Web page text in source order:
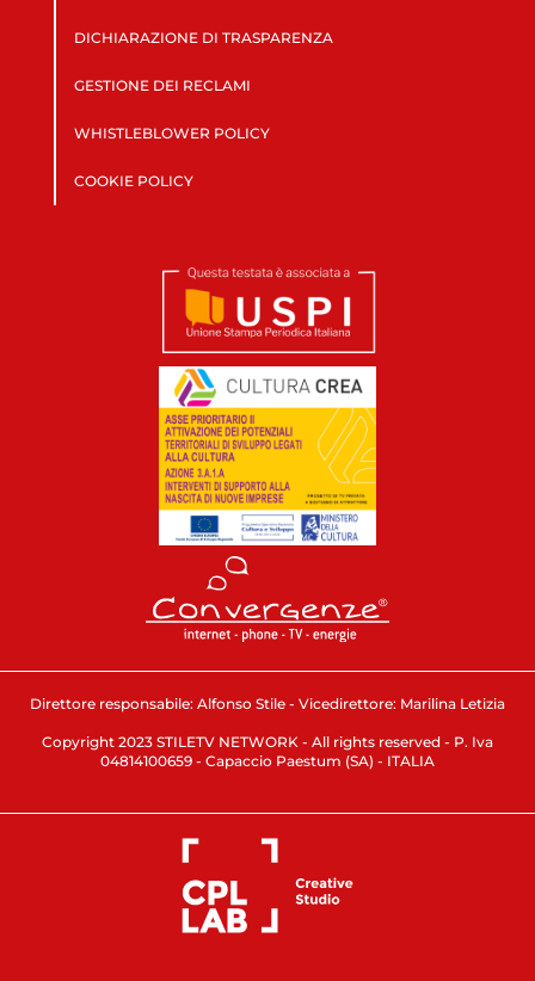
DICHIARAZIONE DI TRASPARENZA
GESTIONE DEI RECLAMI
WHISTLEBLOWER POLICY
COOKIE POLICY
Direttore responsabile: Alfonso Stile - Vicedirettore: Marilina Letizia
Copyright 2023 STILETV NETWORK - All rights reserved - P. Iva
04814100659 - Capaccio Paestum (SA) - ITALIA